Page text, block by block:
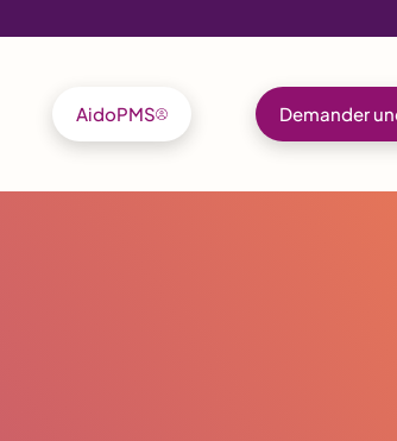
AidoPMS Demander